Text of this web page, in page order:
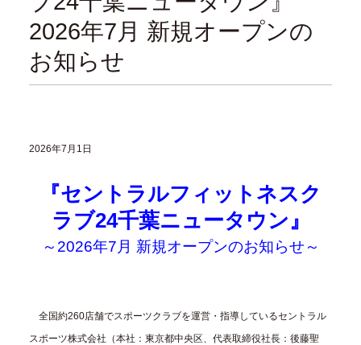
2026年7月 新規オープンの
お知らせ
2026年7月1日
『セントラルフィットネスク
ラブ24千葉ニュータウン』
～2026年7月 新規オープンのお知らせ～
全国約260店舗でスポーツクラブを運営・指導しているセントラル
スポーツ株式会社（本社：東京都中央区、代表取締役社長：後藤聖